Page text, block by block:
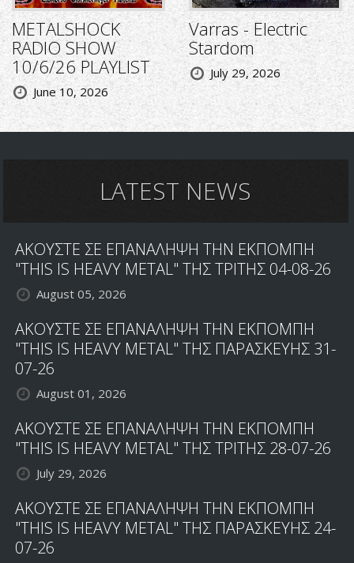
METALSHOCK
RADIO SHOW
10/6/26 PLAYLIST
June 10, 2026
Varras - Electric
Stardom
July 29, 2026
LATEST NEWS
ΑΚΟΥΣΤΕ ΣΕ ΕΠΑΝΑΛΗΨΗ ΤΗΝ ΕΚΠΟΜΠΗ
"THIS IS HEAVY METAL" ΤΗΣ ΤΡΙΤΗΣ 04-08-26
August 05, 2026
ΑΚΟΥΣΤΕ ΣΕ ΕΠΑΝΑΛΗΨΗ ΤΗΝ ΕΚΠΟΜΠΗ
"THIS IS HEAVY METAL" ΤΗΣ ΠΑΡΑΣΚΕΥΗΣ 31-
07-26
August 01, 2026
ΑΚΟΥΣΤΕ ΣΕ ΕΠΑΝΑΛΗΨΗ ΤΗΝ ΕΚΠΟΜΠΗ
"THIS IS HEAVY METAL" ΤΗΣ ΤΡΙΤΗΣ 28-07-26
July 29, 2026
ΑΚΟΥΣΤΕ ΣΕ ΕΠΑΝΑΛΗΨΗ ΤΗΝ ΕΚΠΟΜΠΗ
"THIS IS HEAVY METAL" ΤΗΣ ΠΑΡΑΣΚΕΥΗΣ 24-
07-26